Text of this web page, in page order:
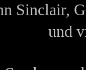
Sinclair,
und